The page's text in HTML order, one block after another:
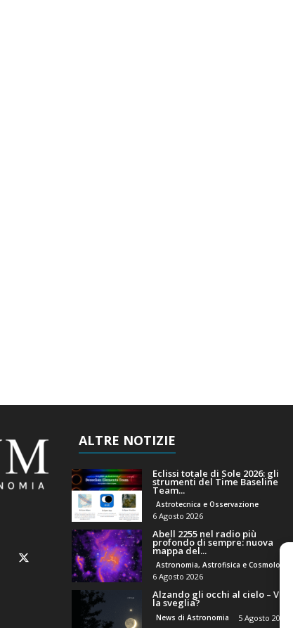
ALTRE NOTIZIE
Eclissi totale di Sole 2026: gli
strumenti del Time Baseline
Team...
Astrotecnica e Osservazione
6 Agosto 2026
Abell 2255 nel radio più
profondo di sempre: nuova
mappa del...
Astronomia, Astrofisica e Cosmologia
6 Agosto 2026
Alzando gli occhi al cielo – Vale
la sveglia?
News di Astronomia 5 Agosto 2026